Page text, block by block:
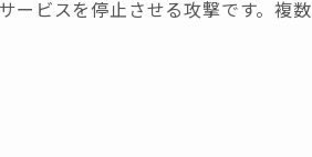
ービスを停止させる攻撃です。複数